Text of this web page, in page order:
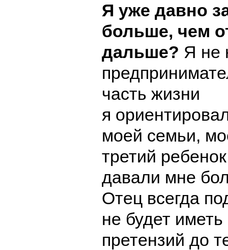
Я уже давно
больше, чем
дальше? Я не
часть жизни
я
моей семьи,
третий
давали мне
Отец всегда
не будет
претензий до